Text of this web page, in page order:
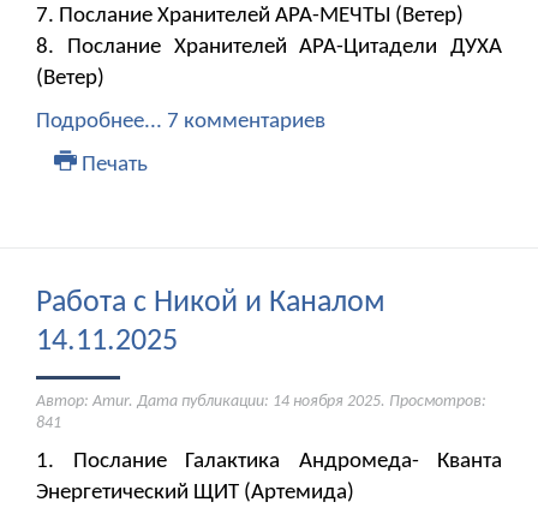
7. Послание Хранителей АРА-МЕЧТЫ (Ветер)
8. Послание Хранителей АРА-Цитадели ДУХА
(Ветер)
Подробнее... 7 комментариев
Печать
Работа с Никой и Каналом
14.11.2025
Автор: Amur. Дата публикации: 14 ноября 2025. Просмотров:
841
1. Послание Галактика Андромеда- Кванта
Энергетический ЩИТ (Артемида)